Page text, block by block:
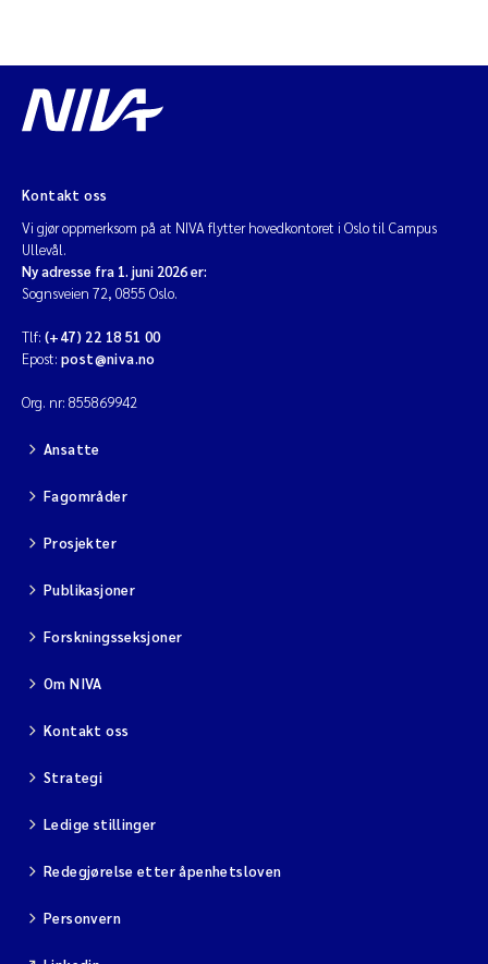
Kontakt oss
Vi gjør oppmerksom på at NIVA flytter hovedkontoret i Oslo til Campus
Ullevål.
Ny adresse fra 1. juni 2026 er:
Sognsveien 72, 0855 Oslo.
Tlf: (+47) 22 18 51 00
Epost: post@niva.no
Org. nr: 855869942
Ansatte
Fagområder
Prosjekter
Publikasjoner
Forskningsseksjoner
Om NIVA
Kontakt oss
Strategi
Ledige stillinger
Redegjørelse etter åpenhetsloven
Personvern